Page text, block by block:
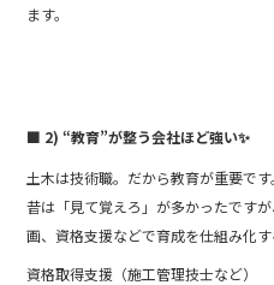
ます。
■ 2) “教育”が整う会社ほど強い✨
土木は技術職。だから教育が重要です。
昔は「見て覚えろ」が多かったです
画、資格支援などで育成を仕組み化す
資格取得支援（施工管理技士など）